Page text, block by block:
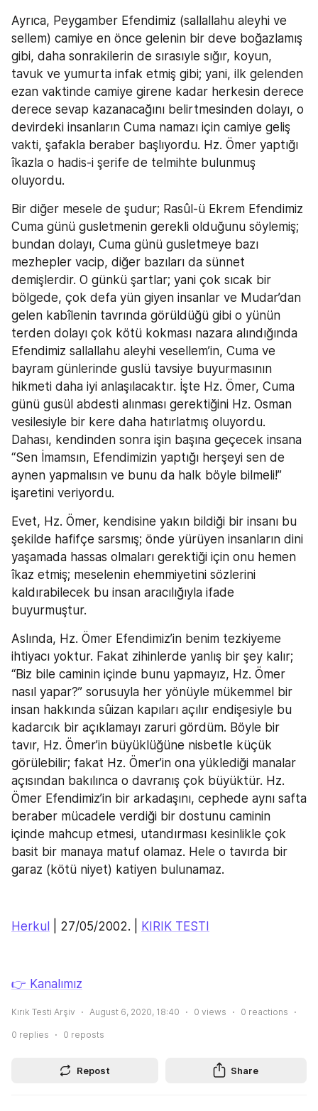
Ayrıca, Peygamber Efendimiz (sallallahu aleyhi ve
sellem) camiye en önce gelenin bir deve boğazlamış
gibi, daha sonrakilerin de sırasıyle sığır, koyun,
tavuk ve yumurta infak etmiş gibi; yani, ilk gelenden
ezan vaktinde camiye girene kadar herkesin derece
derece sevap kazanacağını belirtmesinden dolayı, o
devirdeki insanların Cuma namazı için camiye geliş
vakti, şafakla beraber başlıyordu. Hz. Ömer yaptığı
îkazla o hadis-i şerife de telmihte bulunmuş
oluyordu.
Bir diğer mesele de şudur; Rasûl-ü Ekrem Efendimiz
Cuma günü gusletmenin gerekli olduğunu söylemiş;
bundan dolayı, Cuma günü gusletmeye bazı
mezhepler vacip, diğer bazıları da sünnet
demişlerdir. O günkü şartlar; yani çok sıcak bir
bölgede, çok defa yün giyen insanlar ve Mudar’dan
gelen kabîlenin tavrında görüldüğü gibi o yünün
terden dolayı çok kötü kokması nazara alındığında
Efendimiz sallallahu aleyhi vesellem’in, Cuma ve
bayram günlerinde guslü tavsiye buyurmasının
hikmeti daha iyi anlaşılacaktır. İşte Hz. Ömer, Cuma
günü gusül abdesti alınması gerektiğini Hz. Osman
vesilesiyle bir kere daha hatırlatmış oluyordu.
Dahası, kendinden sonra işin başına geçecek insana
“Sen İmamsın, Efendimizin yaptığı herşeyi sen de
aynen yapmalısın ve bunu da halk böyle bilmeli!”
işaretini veriyordu.
Evet, Hz. Ömer, kendisine yakın bildiği bir insanı bu
şekilde hafifçe sarsmış; önde yürüyen insanların dini
yaşamada hassas olmaları gerektiği için onu hemen
îkaz etmiş; meselenin ehemmiyetini sözlerini
kaldırabilecek bu insan aracılığıyla ifade
buyurmuştur.
Aslında, Hz. Ömer Efendimiz’in benim tezkiyeme
ihtiyacı yoktur. Fakat zihinlerde yanlış bir şey kalır;
“Biz bile caminin içinde bunu yapmayız, Hz. Ömer
nasıl yapar?” sorusuyla her yönüyle mükemmel bir
insan hakkında sûizan kapıları açılır endişesiyle bu
kadarcık bir açıklamayı zaruri gördüm. Böyle bir
tavır, Hz. Ömer’in büyüklüğüne nisbetle küçük
görülebilir; fakat Hz. Ömer’in ona yüklediği manalar
açısından bakılınca o davranış çok büyüktür. Hz.
Ömer Efendimiz’in bir arkadaşını, cephede aynı safta
beraber mücadele verdiği bir dostunu caminin
içinde mahcup etmesi, utandırması kesinlikle çok
basit bir manaya matuf olamaz. Hele o tavırda bir
garaz (kötü niyet) katiyen bulunamaz.
Herkul | 27/05/2002. | KIRIK TESTI
👉 Kanalımız
Kırık Testi Arşiv August 6, 2020, 18:40 0 views 0 reactions
0 replies 0 reposts
Repost Share